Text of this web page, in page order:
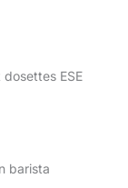
ESE
barista